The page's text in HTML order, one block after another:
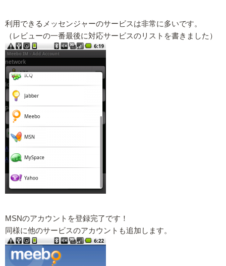
利用できるメッセンジャーのサービスは非常に多いです。
（レビューの一番最後に対応サービスのリストを書きました）
MSNのアカウントを登録完了です！
同様に他のサービスのアカウントも追加します。